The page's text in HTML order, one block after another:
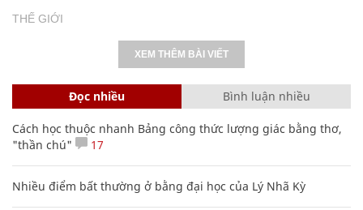
THẾ GIỚI
XEM THÊM BÀI VIẾT
Đọc nhiều Bình luận nhiều
Cách học thuộc nhanh Bảng công thức lượng giác bằng thơ,
"thần chú"
17
Nhiều điểm bất thường ở bằng đại học của Lý Nhã Kỳ